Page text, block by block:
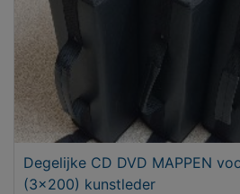
Degelijke CD DVD MAPPEN
(3x200) kunstleder